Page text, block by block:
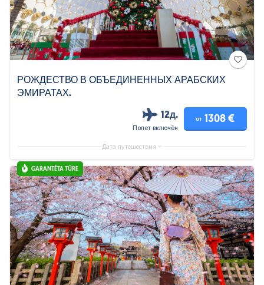
РОЖДЕСТВО В ОБЪЕДИНЕННЫХ АРАБСКИХ
ЭМИРАТАХ.
12д.
Полет включён
от 1308 €
Дата путешествия
GARANTĒTA TŪRE